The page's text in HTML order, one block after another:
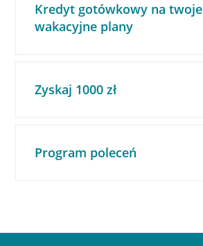
Kredyt gotówkowy na twoje
wakacyjne plany
Zyskaj 1000 zł
Program poleceń